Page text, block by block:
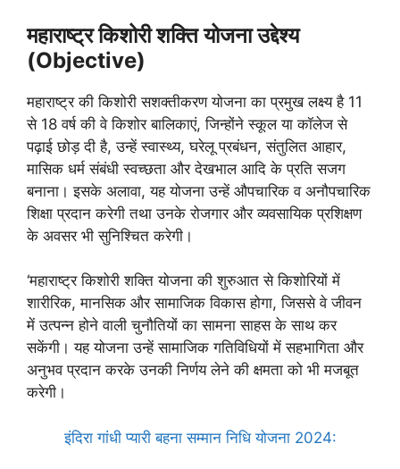
महाराष्ट्र किशोरी शक्ति योजना उद्देश्य
(Objective)
महाराष्ट्र की किशोरी सशक्तीकरण योजना का प्रमुख लक्ष्य है 11
से 18 वर्ष की वे किशोर बालिकाएं, जिन्होंने स्कूल या कॉलेज से
पढ़ाई छोड़ दी है, उन्हें स्वास्थ्य, घरेलू प्रबंधन, संतुलित आहार,
मासिक धर्म संबंधी स्वच्छता और देखभाल आदि के प्रति सजग
बनाना। इसके अलावा, यह योजना उन्हें औपचारिक व अनौपचारिक
शिक्षा प्रदान करेगी तथा उनके रोजगार और व्यवसायिक प्रशिक्षण
के अवसर भी सुनिश्चित करेगी।
‘महाराष्ट्र किशोरी शक्ति योजना की शुरुआत से किशोरियों में
शारीरिक, मानसिक और सामाजिक विकास होगा, जिससे वे जीवन
में उत्पन्न होने वाली चुनौतियों का सामना साहस के साथ कर
सकेंगी। यह योजना उन्हें सामाजिक गतिविधियों में सहभागिता और
अनुभव प्रदान करके उनकी निर्णय लेने की क्षमता को भी मजबूत
करेगी।
इंदिरा गांधी प्यारी बहना सम्मान निधि योजना 2024: